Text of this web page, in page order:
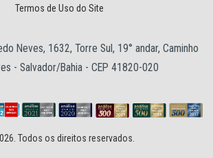
Termos de Uso do Site
Neves, 1632, Torre Sul, 19° andar, Caminho
- Salvador/Bahia - CEP 41820-020
Todos os direitos reservados.